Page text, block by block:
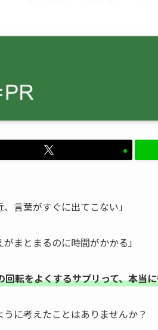
、言葉がすぐに出てこない」
がまとまるのに時間がかかる」
回転をよくするサプリって、本当
うに考えたことはありませんか？